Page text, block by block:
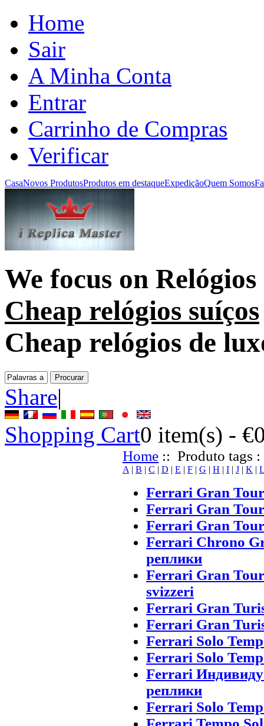
Home
Sair
A Minha Conta
Entrar
Carrinho de Compras
Verificar
CasaNovos ProdutosProdutos em destaqueExpediçãoQuem Somos
We focus on
Cheap relógios suíços
Cheap relógios de
Share|
Shopping Cart0 item(s) -
Home :: Produto tags :
A | B | C | D | E | F | G | H | I | J | K | L
Ferrari Gran
Ferrari Gran
Ferrari Gran
Ferrari Chrono
реплики
Ferrari Gran
svizzeri
Ferrari Gran
Ferrari Gran
Ferrari Solo
Ferrari Solo
Ferrari
реплики
Ferrari Solo